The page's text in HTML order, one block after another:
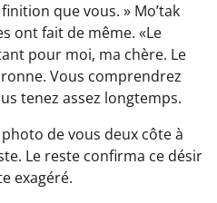
que vous. » Mo’tak
ont fait de même. «Le
pour moi, ma chère. Le
Vous comprendrez
tenez assez longtemps.
de vous deux côte à
Le reste confirma ce désir
exagéré.